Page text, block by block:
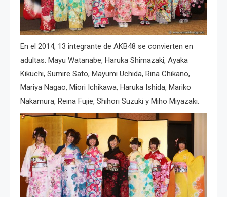
En el 2014, 13 integrante de AKB48 se convierten en
adultas: Mayu Watanabe, Haruka Shimazaki, Ayaka
Kikuchi, Sumire Sato, Mayumi Uchida, Rina Chikano,
Mariya Nagao, Miori Ichikawa, Haruka Ishida, Mariko
Nakamura, Reina Fujie, Shihori Suzuki y Miho Miyazaki.